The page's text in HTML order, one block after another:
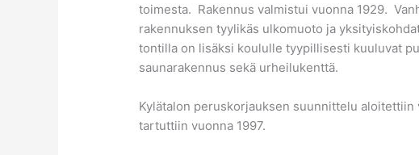
toimesta. Rakennus valmistui vuonna 1929.
rakennuksen tyylikäs ulkomuoto ja
tontilla on lisäksi koululle tyypillisesti kuuluvat
saunarakennus sekä urheilukenttä.
Kylätalon peruskorjauksen suunnittelu aloitettiin
tartuttiin vuonna 1997.